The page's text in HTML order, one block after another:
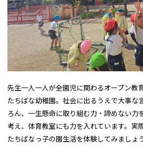
先生一人一人が全園児に関わるオープン教
たちばな幼稚園。社会に出るうえで大事な
ろん、一生懸命に取り組む力・諦めない力
考え、体育教室にも力を入れています。実
たちばなっ子の園生活を体験してみましょ